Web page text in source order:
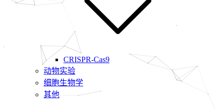
CRISPR-Cas9
动物实验
细胞生物学
其他